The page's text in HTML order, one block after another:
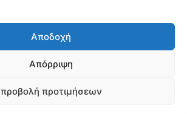
Αποδοχή
Απόρριψη
προβολή προτιμήσεων
243
© Happy Traveller 2014-2025